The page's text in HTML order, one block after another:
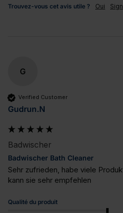
Trouvez-vous cet avis utile ? Oui
G
Verified Customer
Gudrun.N
Badwischer
Badwischer Bath Cleaner
Sehr zufrieden, habe viele
kann sie sehr empfehlen
Qualité du produit